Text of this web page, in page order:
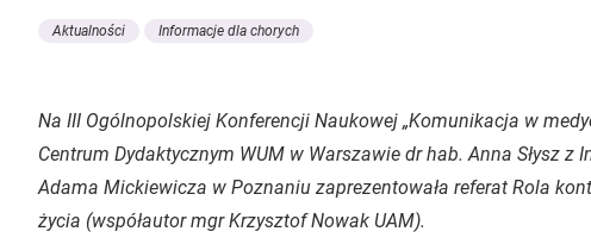
Aktualności Informacje dla chorych
Na III Ogólnopolskiej Konferencji Naukowej „Komunikacja w
Centrum Dydaktycznym WUM w Warszawie dr hab. Anna Słysz z
Adama Mickiewicza w Poznaniu zaprezentowała referat Rola
życia (współautor mgr Krzysztof Nowak UAM).